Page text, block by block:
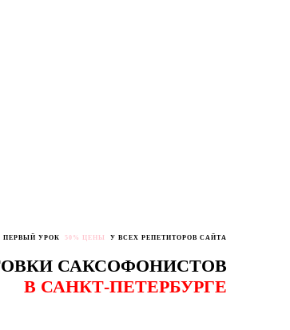
ПЕРВЫЙ УРОК 50% ЦЕНЫ У ВСЕХ РЕПЕТИТОРОВ САЙТА
САКСОФОНИСТОВ
В САНКТ-ПЕТЕРБУРГЕ